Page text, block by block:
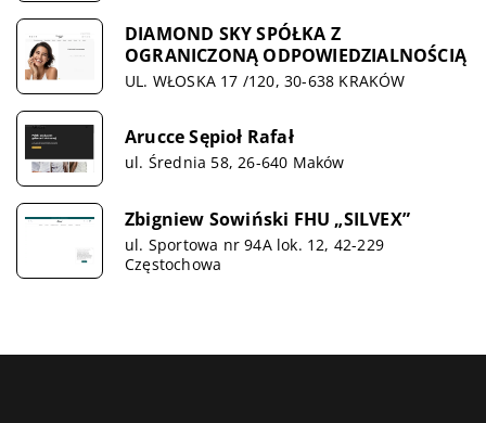
DIAMOND SKY SPÓŁKA Z
OGRANICZONĄ ODPOWIEDZIALNOŚCIĄ
UL. WŁOSKA 17 /120, 30-638 KRAKÓW
Arucce Sępioł Rafał
ul. Średnia 58, 26-640 Maków
Zbigniew Sowiński FHU „SILVEX”
ul. Sportowa nr 94A lok. 12, 42-229
Częstochowa